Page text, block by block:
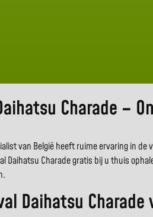
Charade –
van België heeft ruime ervaring in
Daihatsu Charade gratis bij u thuis
Daihatsu